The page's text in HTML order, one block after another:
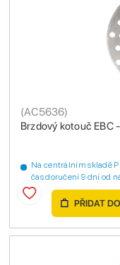
Brzdový kotouč EBC
(AC5636)
Na centrálním skladě
čas doručení 9 dní od
PŘIDAT